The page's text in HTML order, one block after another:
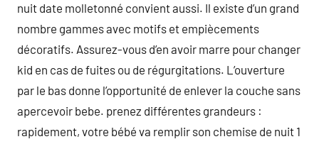
nuit date molletonné convient aussi. Il existe d’un grand
nombre gammes avec motifs et empiècements
décoratifs. Assurez-vous d’en avoir marre pour changer
kid en cas de fuites ou de régurgitations. L’ouverture
par le bas donne l’opportunité de enlever la couche sans
apercevoir bebe. prenez différentes grandeurs :
rapidement, votre bébé va remplir son chemise de nuit 1